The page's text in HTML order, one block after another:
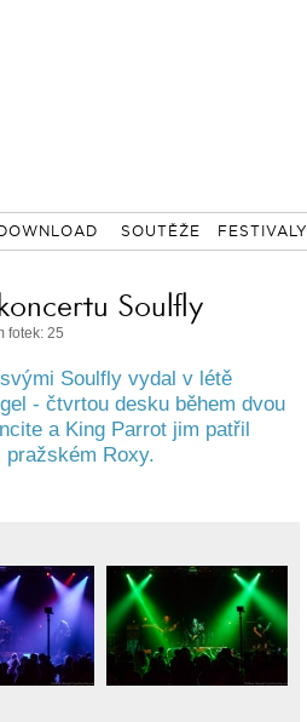
SOUTĚŽE FESTIVALY
Soulfly
fotek: 25
Soulfly vydal v létě
- čtvrtou desku během dvou
a King Parrot jim patřil
Roxy.